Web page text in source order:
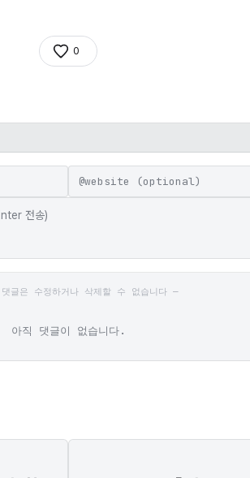
0
@
글은 수정하거나 삭제할 수 없습니다 —
아직 댓글이 없습니다.